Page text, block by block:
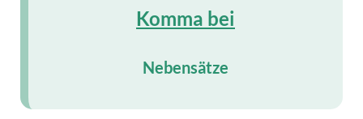
Komma bei
Nebensätze